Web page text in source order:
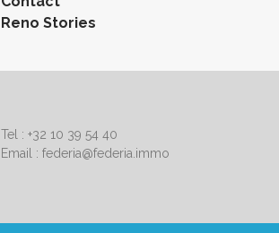
Reno Stories
Tel : +32 10 39 54 40
Email : federia@federia.immo